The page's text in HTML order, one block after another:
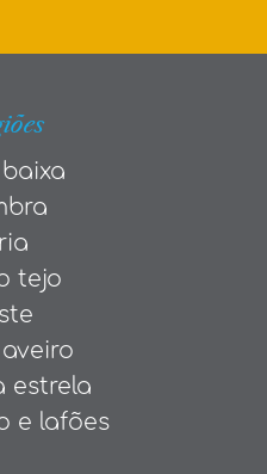
tejo
estrela
e lafões